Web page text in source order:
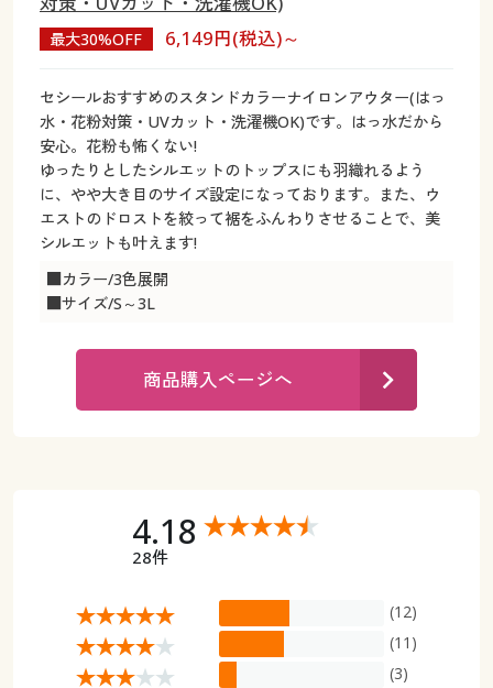
大きいサイズ 事務・制服
カタログ無料プレゼント
会員メニュー
マイページ
閲覧履歴
お気に入り
サポート
よくある質問とお問い合わせ
カタログ無料プレゼント
会員メニュー
マイページ
閲覧履歴
お気に入り
最大30%OFF 6,149円(税込)～
セシールおすすめのスタンドカラーナイロンアウター(はっ
水・花粉対策・UVカット・洗濯機OK)です。はっ水だから
安心。花粉も怖くない!
ゆったりとしたシルエットのトップスにも羽織れるよう
に、やや大き目のサイズ設定になっております。また、ウ
エストのドロストを絞って裾をふんわりさせることで、美
シルエットも叶えます!
■カラー/3色展開
■サイズ/S～3L
商品購入ページへ
4.18
28件
(12)
(11)
(3)